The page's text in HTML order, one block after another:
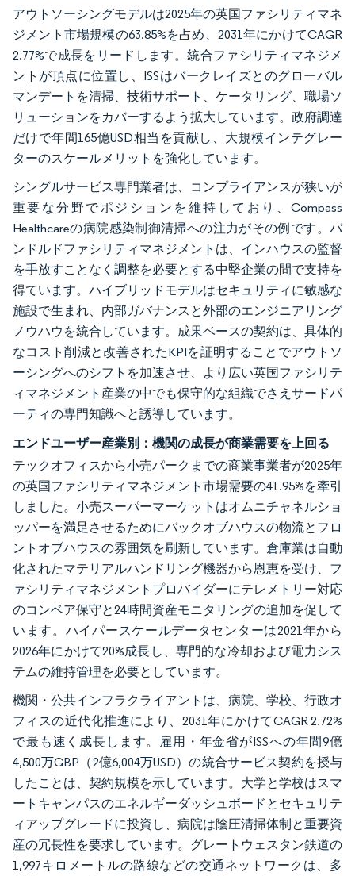
アウトソーシングモデルは2025年の英国ファシリティマネ
ジメント市場規模の63.85%を占め、2031年にかけてCAGR
2.77%で成長をリードします。統合ファシリティマネジメ
ントが頂点に位置し、ISSはバークレイズとのグローバル
マンデートを清掃、技術サポート、ケータリング、職場ソ
リューションをカバーするよう拡大しています。政府調達
だけで年間165億USD相当を貢献し、大規模インテグレー
ターのスケールメリットを強化しています。
シングルサービス専門業者は、コンプライアンスが狭いが
重要な分野でポジションを維持しており、Compass
Healthcareの病院感染制御清掃への注力がその例です。バ
ンドルドファシリティマネジメントは、インハウスの監督
を手放すことなく調整を必要とする中堅企業の間で支持を
得ています。ハイブリッドモデルはセキュリティに敏感な
施設で生まれ、内部ガバナンスと外部のエンジニアリング
ノウハウを統合しています。成果ベースの契約は、具体的
なコスト削減と改善されたKPIを証明することでアウトソ
ーシングへのシフトを加速させ、より広い英国ファシリテ
ィマネジメント産業の中でも保守的な組織でさえサードパ
ーティの専門知識へと誘導しています。
エンドユーザー産業別：機関の成長が商業需要を上回る
テックオフィスから小売パークまでの商業事業者が2025年
の英国ファシリティマネジメント市場需要の41.95%を牽引
しました。小売スーパーマーケットはオムニチャネルショ
ッパーを満足させるためにバックオブハウスの物流とフロ
ントオブハウスの雰囲気を刷新しています。倉庫業は自動
化されたマテリアルハンドリング機器から恩恵を受け、フ
ァシリティマネジメントプロバイダーにテレメトリー対応
のコンベア保守と24時間資産モニタリングの追加を促して
います。ハイパースケールデータセンターは2021年から
2026年にかけて20%成長し、専門的な冷却および電力シス
テムの維持管理を必要としています。
機関・公共インフラクライアントは、病院、学校、行政オ
フィスの近代化推進により、2031年にかけてCAGR 2.72%
で最も速く成長します。雇用・年金省がISSへの年間9億
4,500万GBP（2億6,004万USD）の統合サービス契約を授与
したことは、契約規模を示しています。大学と学校はスマ
ートキャンパスのエネルギーダッシュボードとセキュリテ
ィアップグレードに投資し、病院は陰圧清掃体制と重要資
産の冗長性を要求しています。グレートウェスタン鉄道の
1,997キロメートルの路線などの交通ネットワークは、多